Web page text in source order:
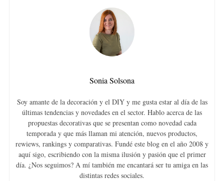
Sonia Solsona
Soy amante de la decoración y el DIY y me gusta estar al día de las
últimas tendencias y novedades en el sector. Hablo acerca de las
propuestas decorativas que se presentan como novedad cada
temporada y que más llaman mi atención, nuevos productos,
rewiews, rankings y comparativas. Fundé este blog en el año 2008 y
aquí sigo, escribiendo con la misma ilusión y pasión que el primer
día. ¿Nos seguimos? A mí también me encantará ser tu amiga en las
distintas redes sociales.